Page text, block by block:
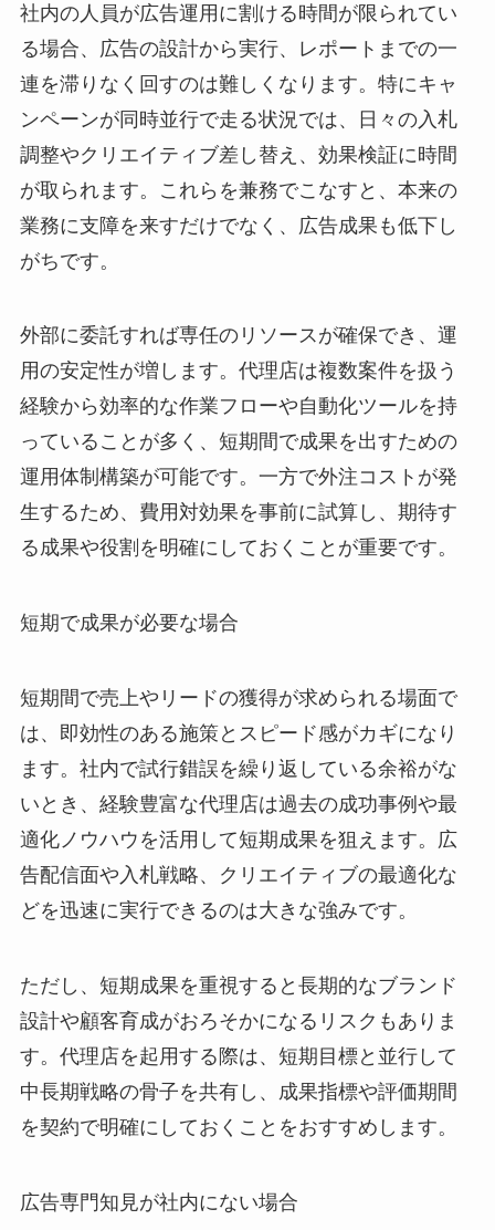
社内の人員が広告運用に割ける時間が限られてい
る場合、広告の設計から実行、レポートまでの一
連を滞りなく回すのは難しくなります。特にキャ
ンペーンが同時並行で走る状況では、日々の入札
調整やクリエイティブ差し替え、効果検証に時間
が取られます。これらを兼務でこなすと、本来の
業務に支障を来すだけでなく、広告成果も低下し
がちです。
外部に委託すれば専任のリソースが確保でき、運
用の安定性が増します。代理店は複数案件を扱う
経験から効率的な作業フローや自動化ツールを持
っていることが多く、短期間で成果を出すための
運用体制構築が可能です。一方で外注コストが発
生するため、費用対効果を事前に試算し、期待す
る成果や役割を明確にしておくことが重要です。
短期で成果が必要な場合
短期間で売上やリードの獲得が求められる場面で
は、即効性のある施策とスピード感がカギになり
ます。社内で試行錯誤を繰り返している余裕がな
いとき、経験豊富な代理店は過去の成功事例や最
適化ノウハウを活用して短期成果を狙えます。広
告配信面や入札戦略、クリエイティブの最適化な
どを迅速に実行できるのは大きな強みです。
ただし、短期成果を重視すると長期的なブランド
設計や顧客育成がおろそかになるリスクもありま
す。代理店を起用する際は、短期目標と並行して
中長期戦略の骨子を共有し、成果指標や評価期間
を契約で明確にしておくことをおすすめします。
広告専門知見が社内にない場合